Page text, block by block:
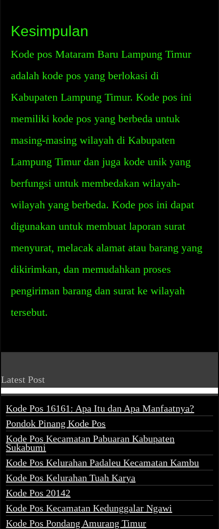
Kesimpulan
Kode pos Mataram Baru Lampung Timur
adalah kode pos yang berlokasi di
Kabupaten Lampung Timur. Kode pos ini
memiliki kode pos yang berbeda untuk
masing-masing wilayah di Kabupaten
Lampung Timur dan juga kode unik yang
berfungsi untuk membedakan wilayah-
wilayah yang berbeda. Kode pos ini dapat
digunakan untuk membuat laporan surat
menyurat, melacak alamat atau barang yang
dikirimkan, dan memudahkan proses
pengiriman barang dan surat ke wilayah
tersebut.
Latest Post
Kode Pos 16161: Apa Itu dan Apa Manfaatnya?
Pondok Pinang Kode Pos
Kode Pos Kecamatan Pabuaran Kabupaten
Sukabumi
Kode Pos Kelurahan Padaleu Kecamatan Kambu
Kode Pos Kelurahan Tuah Karya
Kode Pos 20142
Kode Pos Kecamatan Kedunggalar Ngawi
Kode Pos Pondang Amurang Timur